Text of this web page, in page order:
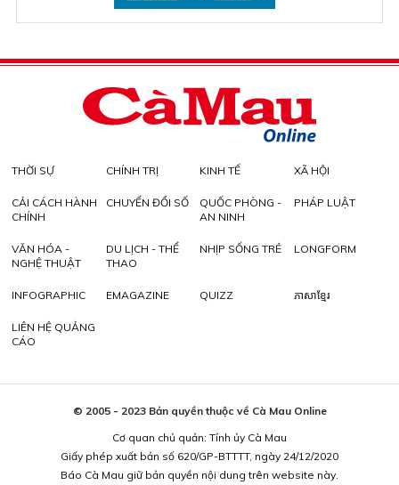
THỜI SỰ CHÍNH TRỊ KINH TẾ XÃ HỘI
CẢI CÁCH HÀNH
CHÍNH
CHUYỂN ĐỔI SỐ
QUỐC PHÒNG -
AN NINH
PHÁP LUẬT
VĂN HÓA -
NGHỆ THUẬT
DU LỊCH - THỂ
THAO
NHỊP SỐNG TRẺ LONGFORM
INFOGRAPHIC EMAGAZINE QUIZZ ភាសាខ្មែរ
LIÊN HỆ QUẢNG
CÁO
© 2005 - 2023 Bản quyền thuộc về Cà Mau Online
Cơ quan chủ quản: Tỉnh ủy Cà Mau
Giấy phép xuất bản số 620/GP-BTTTT, ngày 24/12/2020
Báo Cà Mau giữ bản quyền nội dung trên website này.